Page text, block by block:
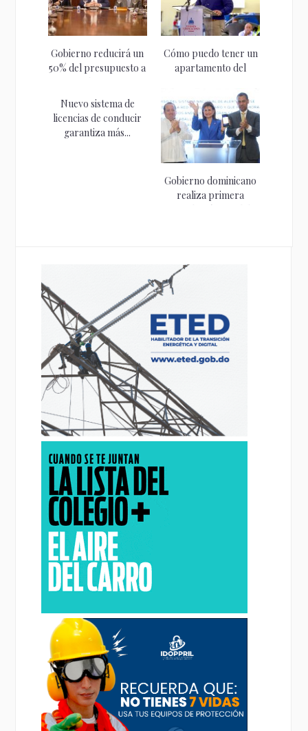
Gobierno reducirá un
50% del presupuesto a
Cómo puedo tener un
apartamento del
Nuevo sistema de
licencias de conducir
garantiza más...
Gobierno dominicano
realiza primera
prueba técnica del